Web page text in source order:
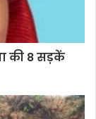
की 8 सड़कें